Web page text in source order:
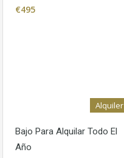
€495
Alquiler
Bajo Para Alquilar Todo El
Año